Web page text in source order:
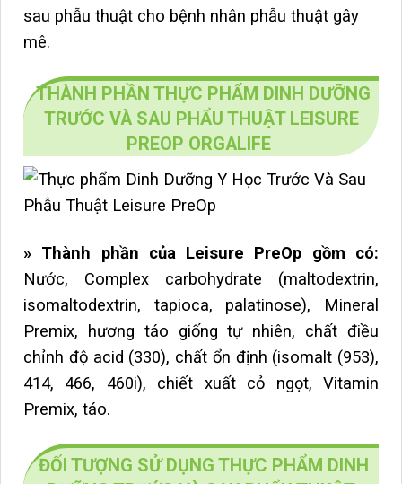
sau phẫu thuật cho bệnh nhân phẫu thuật gây
mê.
THÀNH PHẦN THỰC PHẨM DINH DƯỠNG
TRƯỚC VÀ SAU PHẨU THUẬT LEISURE
PREOP ORGALIFE
» Thành phần của Leisure PreOp gồm có:
Nước, Complex carbohydrate (maltodextrin,
isomaltodextrin, tapioca, palatinose), Mineral
Premix, hương táo giống tự nhiên, chất điều
chỉnh độ acid (330), chất ổn định (isomalt (953),
414, 466, 460i), chiết xuất cỏ ngọt, Vitamin
Premix, táo.
ĐỐI TƯỢNG SỬ DỤNG THỰC PHẨM DINH